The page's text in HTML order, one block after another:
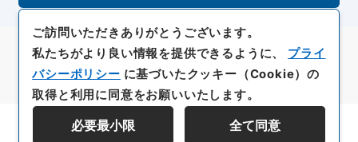
ご訪問いただきありがとうございます。
私たちがより良い情報を提供できるように、 プライ
バシーポリシー に基づいたクッキー（Cookie）の
取得と利用に同意をお願いいたします。
必要最小限 全て同意